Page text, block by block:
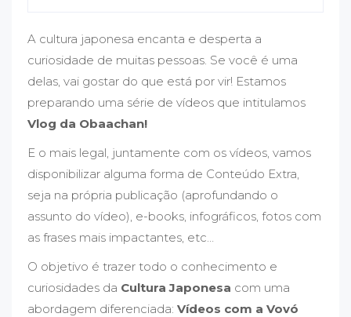
A cultura japonesa encanta e desperta a
curiosidade de muitas pessoas. Se você é uma
delas, vai gostar do que está por vir! Estamos
preparando uma série de vídeos que intitulamos
Vlog da Obaachan!
E o mais legal, juntamente com os vídeos, vamos
disponibilizar alguma forma de Conteúdo Extra,
seja na própria publicação (aprofundando o
assunto do vídeo), e-books, infográficos, fotos com
as frases mais impactantes, etc…
O objetivo é trazer todo o conhecimento e
curiosidades da Cultura Japonesa com uma
abordagem diferenciada: Vídeos com a Vovó